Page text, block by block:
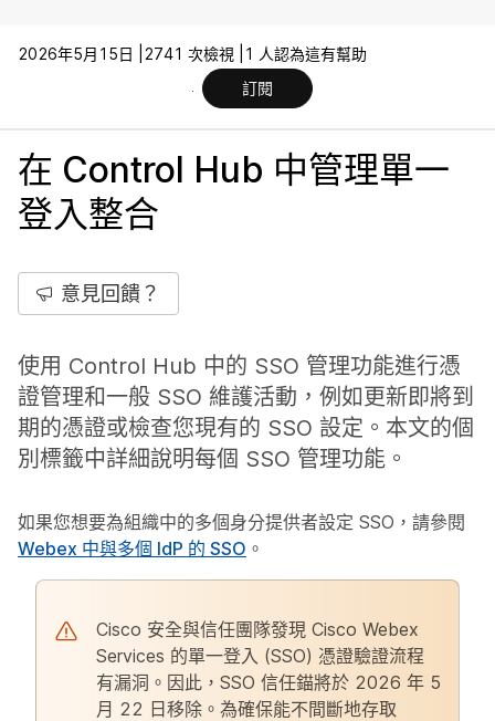
2026年5月15日 | 2741 次檢視 |
1 人認為這有幫助
訂閱
在 Control Hub 中管理單一
登入整合
意見回饋？
使用 Control Hub 中的 SSO 管理功能進行憑
證管理和一般 SSO 維護活動，例如更新即將到
期的憑證或檢查您現有的 SSO 設定。本文的個
別標籤中詳細說明每個 SSO 管理功能。
如果您想要為組織中的多個身分提供者設定 SSO，請參閱
Webex 中與多個 IdP 的 SSO 。
Cisco 安全與信任團隊發現 Cisco Webex
Services 的單一登入 (SSO) 憑證驗證流程
有漏洞。因此，SSO 信任錨將於 2026 年 5
月 22 日移除。為確保能不間斷地存取